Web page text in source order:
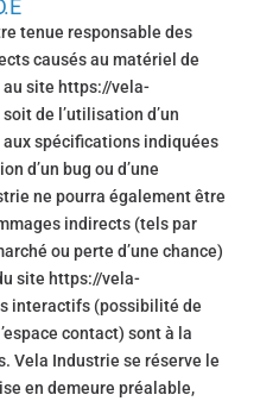
tenue responsable des
causés au matériel de
au site https://vela-
de l’utilisation d’un
spécifications indiquées
d’un bug ou d’une
ne pourra également être
indirects (tels par
ou perte d’une chance)
site https://vela-
interactifs (possibilité de
contact) sont à la
Vela Industrie se réserve le
en demeure préalable,